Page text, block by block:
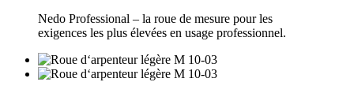
Nedo Professional – la roue de mesure pour les
exigences les plus élevées en usage professionnel.